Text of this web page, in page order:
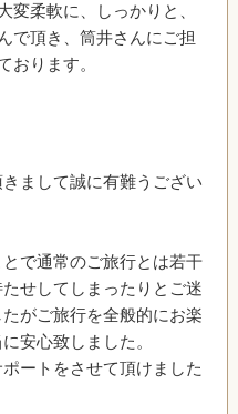
変柔軟に、しっかりと、
で頂き、筒井さんにご担
おります。
まして誠に有難うござい
で通常のご旅行とは若干
せしてしまったりとご迷
がご旅行を全般的にお楽
安心致しました。
ートをさせて頂けました